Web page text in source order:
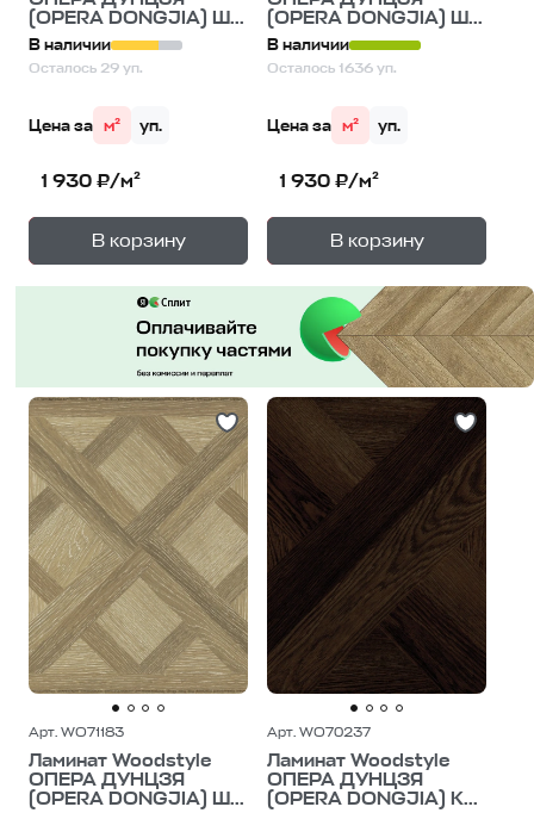
(OPERA DONGJIA) Ш...
В наличии
Осталось 29 уп.
Цена за м² уп.
1 930 ₽/м²
В корзину
— 1уп.
(OPERA DONGJIA) Ш...
В наличии
Осталось 1636 уп.
Цена за м² уп.
1 930 ₽/м²
В корзину
— 1уп.
Арт. WO71183
Ламинат Woodstyle
ОПЕРА ДУНЦЗЯ
(OPERA DONGJIA) Ш...
Арт. WO70237
Ламинат Woodstyle
ОПЕРА ДУНЦЗЯ
(OPERA DONGJIA) К...